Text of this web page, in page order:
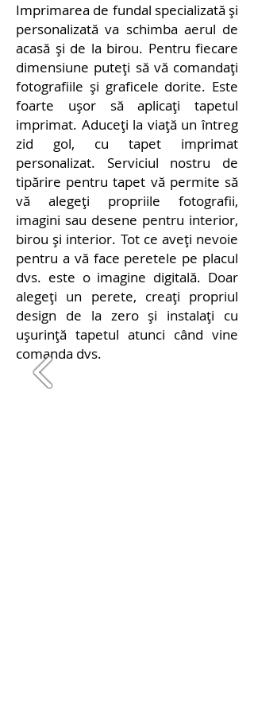
Imprimarea de fundal specializată și
personalizată va schimba aerul de
acasă și de la birou. Pentru fiecare
dimensiune puteți să vă comandați
fotografiile și graficele dorite. Este
foarte ușor să aplicați tapetul
imprimat. Aduceți la viață un întreg
zid gol, cu tapet imprimat
personalizat. Serviciul nostru de
tipărire pentru tapet vă permite să
vă alegeți propriile fotografii,
imagini sau desene pentru interior,
birou și interior. Tot ce aveți nevoie
pentru a vă face peretele pe placul
dvs. este o imagine digitală. Doar
alegeți un perete, creați propriul
design de la zero și instalați cu
ușurință tapetul atunci când vine
comanda dvs.